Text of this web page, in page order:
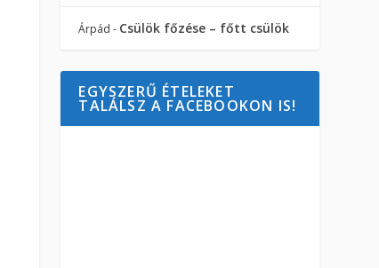
Árpád - Csülök főzése – főtt csülök
EGYSZERŰ ÉTELEKET
TALÁLSZ A FACEBOOKON IS!